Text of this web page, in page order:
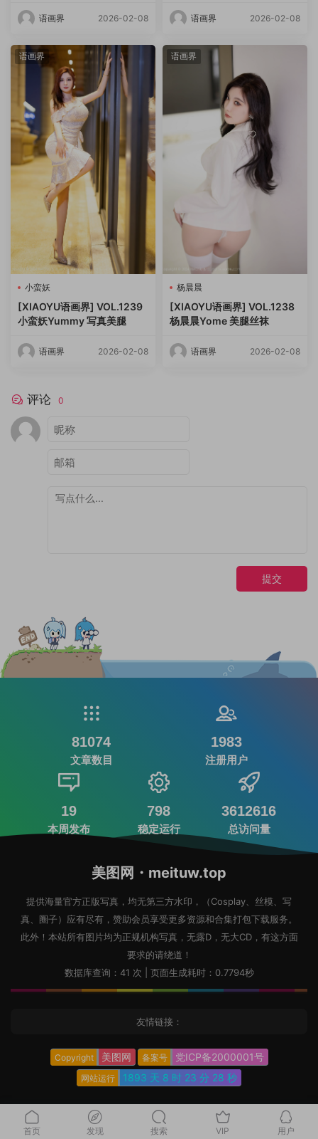
语画界 2026-02-08 语画界 2026-02-08
语画界
小蛮妖
[XIAOYU语画界] VOL.1239
小蛮妖Yummy 写真美腿
语画界 2026-02-08
语画界
杨晨晨
[XIAOYU语画界] VOL.1238
杨晨晨Yome 美腿丝袜
语画界 2026-02-08
评论 0
提交
81074
文章数目
1983
注册用户
19
本周发布
798
稳定运行
3612616
总访问量
美图网・meituw.top
提供海量官方正版写真，均无第三方水印，（Cosplay、丝模、写
真、圈子）应有尽有，赞助会员享受更多资源和合集打包下载服务。
此外！本站所有图片均为正规机构写真，无露D，无大CD，有这方面
要求的请绕道！
数据库查询：41 次 | 页面生成耗时：0.7794秒
友情链接：
Copyright 美图网 备案号 党ICP备2000001号
网站运行 1893 天 8 时 23 分 29 秒
首页 发现 搜索 VIP 用户